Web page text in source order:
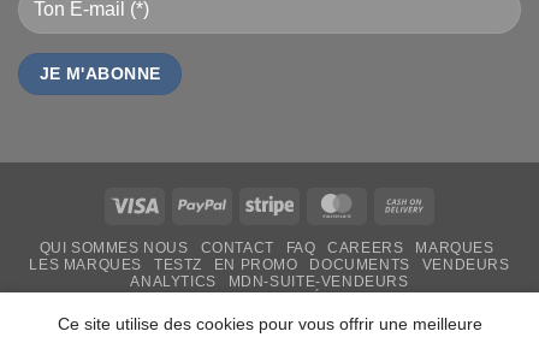
Visa PayPal Stripe MasterCard
Delivery
QUI SOMMES NOUS CONTACT FAQ CAREERS
MARQUES
LES MARQUES
TESTZ EN PROMO DOCUMENTS
VENDEURS
ANALYTICS
MDN-SUITE-VENDEURS
FÊTE DES MÈRES 31 MAI 2026 CAMEROUN
PASS LIVRAISON & SERVICE
Ce site utilise des cookies pour vous offrir une meilleure